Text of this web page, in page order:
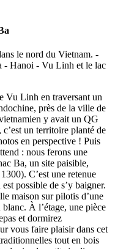
Vu Linh en traversant un
près de la ville de
y avait un QG
un territoire planté de
en perspective ! Puis
: nous ferons une
Ba, un site paisible,
C’est une retenue
possible de s’y baigner.
maison sur pilotis d’une
À l’étage, une pièce
et dormirez
vous faire plaisir dans cet
tout en bois